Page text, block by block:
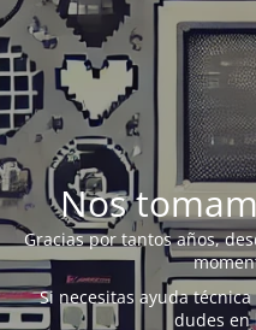
Nos
Gracias por tantos años,
Si necesitas ayuda
dudes en